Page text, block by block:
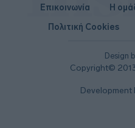
Design
Copyright©
Επικοινωνία Η
Πολιτική Cookies
Development